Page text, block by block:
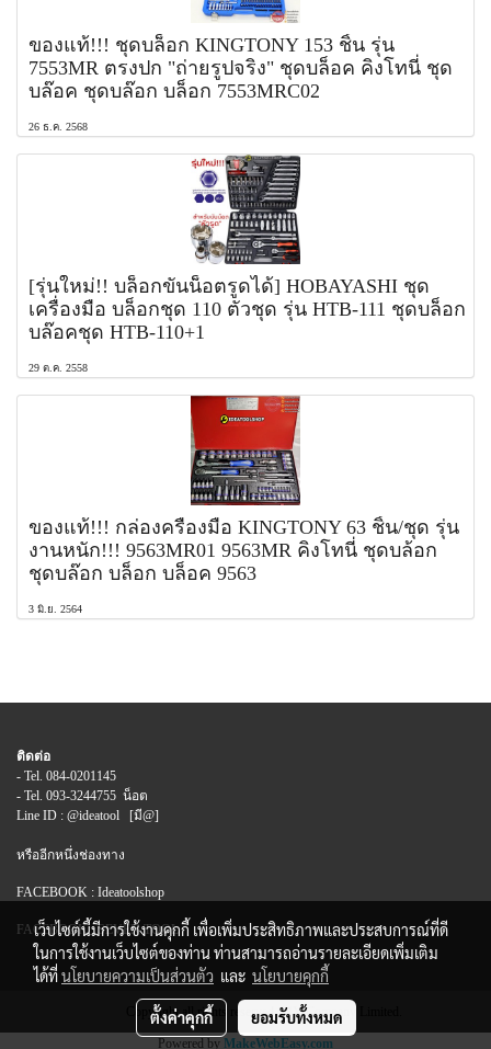
ของแท้!!! ชุดบล็อก KINGTONY 153 ชิ้น รุ่น
7553MR ตรงปก "ถ่ายรูปจริง" ชุดบล็อค คิงโทนี่ ชุด
บล๊อค ชุดบล๊อก บล็อก 7553MRC02
26 ธ.ค. 2568
[รุ่นใหม่!! บล็อกขันน็อตรูดได้] HOBAYASHI ชุด
เครื่องมือ บล็อกชุด 110 ตัวชุด รุ่น HTB-111 ชุดบล็อก
บล๊อคชุด HTB-110+1
29 ต.ค. 2558
ของแท้!!! กล่องครื่องมือ KINGTONY 63 ชิ้น/ชุด รุ่น
งานหนัก!!! 9563MR01 9563MR คิงโทนี่ ชุดบล้อก
ชุดบล๊อก บล็อก บล็อค 9563
3 มิ.ย. 2564
ติดต่อ
- Tel. 084-0201145
- Tel. 093-3244755 น็อต
Line ID : @ideatool [มี@]
หรืออีกหนึ่งช่องทาง
FACEBOOK : Ideatoolshop
FACEBOOK : SEVEN TOOL
Copyright all rights reserved. MY Company Limited.
Powered by MakeWebEasy.com
เว็บไซต์นี้มีการใช้งานคุกกี้ เพื่อเพิ่มประสิทธิภาพและประสบการณ์ที่ดี
ในการใช้งานเว็บไซต์ของท่าน ท่านสามารถอ่านรายละเอียดเพิ่มเติม
ได้ที่นโยบายความเป็นส่วนตัว และ นโยบายคุกกี้
ตั้งค่าคุกกี้ ยอมรับทั้งหมด